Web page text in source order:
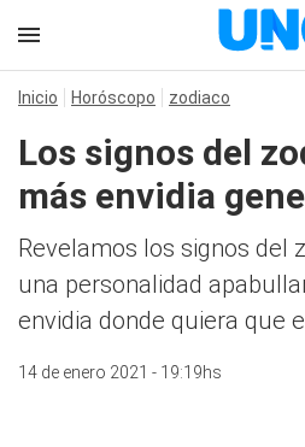
Inicio Horóscopo zodiaco
Los signos del
más envidia
Revelamos los signos del
una personalidad
envidia donde quiera que
14 de enero 2021 - 19:19hs